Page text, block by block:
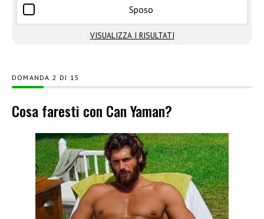
Sposo
VISUALIZZA I RISULTATI
DOMANDA DI 15
Cosa faresti con Can Yaman?